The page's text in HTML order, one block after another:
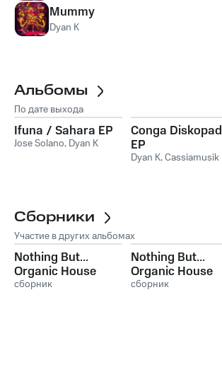
Mummy
Dyan K
Альбомы
По дате выхода
Ifuna / Sahara EP
Jose Solano, Dyan K
Conga Diskopad
EP
Dyan K,Cassiamusik
Сборники
Участие в других альбомах
Nothing But...
Organic House
Selections, Vol. 11
сборник
Nothing But...
Organic House
Selections, Vol. 12
сборник